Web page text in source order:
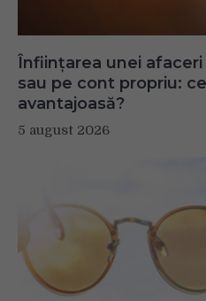
Înființarea unei
sau pe cont propriu:
avantajoasă?
5 august 2026